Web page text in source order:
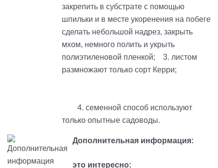
закрепить в субстрате с помощью
шпильки и в месте укоренения на побеге
сделать небольшой надрез, закрыть
мхом, немного полить и укрыть
полиэтиленовой пленкой; 3. листом
размножают только сорт Керри;
4. семенной способ используют
только опытные садоводы.
Дополнительная информация:
это интересно: